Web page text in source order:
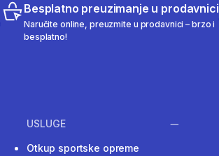
Besplatno preuzimanje u prodavnici
Naručite online, preuzmite u prodavnici – brzo i
besplatno!
USLUGE
Otkup sportske opreme